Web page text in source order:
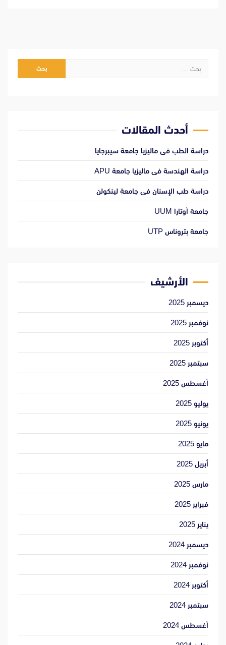
البحث
أحدث المقالات
دراسة الطب فى ماليزيا جامعة سيبرجايا
دراسة الهندسة فى ماليزيا جامعة APU
دراسة طب الإسنان فى جامعة لينكولن
جامعة أوتارا UUM
جامعة بتروناس UTP
الأرشيف
ديسمبر 2025
نوفمبر 2025
أكتوبر 2025
سبتمبر 2025
أغسطس 2025
يوليو 2025
يونيو 2025
مايو 2025
أبريل 2025
مارس 2025
فبراير 2025
يناير 2025
ديسمبر 2024
نوفمبر 2024
أكتوبر 2024
سبتمبر 2024
أغسطس 2024